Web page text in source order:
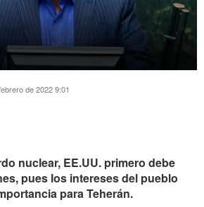
de 2022 9:01
nuclear, EE.UU. primero debe
pues los intereses del pueblo
para Teherán.